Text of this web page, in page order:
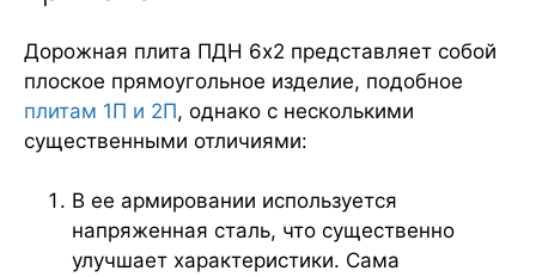
Дорожная плита ПДН 6х2 представляет собой
плоское прямоугольное изделие, подобное
плитам 1П и 2П, однако с несколькими
существенными отличиями:
В ее армировании используется
напряженная сталь, что существенно
улучшает характеристики. Сама